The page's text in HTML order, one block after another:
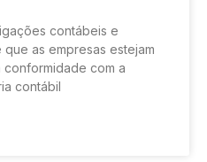
contábeis e
as empresas estejam
conformidade com a
contábil